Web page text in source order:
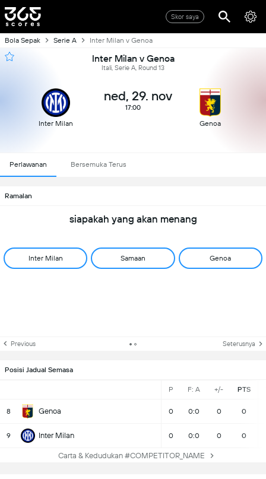
Skor saya
Bola Sepak Serie A Inter Milan v Genoa
Inter Milan v Genoa
Itali, Serie A, Round 13
Inter Milan
ned, 29. nov
17:00
Genoa
Perlawanan Bersemuka Terus
Ramalan
siapakah yang akan menang
Inter Milan Samaan Genoa
Previous Seterusnya
Posisi Jadual Semasa
P F: A +/- PTS
8 Genoa 0 0:0 0 0
9 Inter Milan 0 0:0 0 0
Carta & Kedudukan #COMPETITOR_NAME